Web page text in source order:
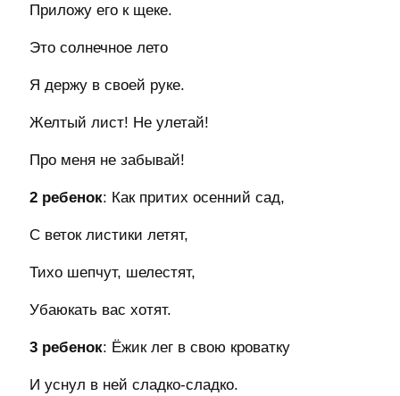
Приложу его к щеке.
Это солнечное лето
Я держу в своей руке.
Желтый лист! Не улетай!
Про меня не забывай!
2 ребенок: Как притих осенний сад,
С веток листики летят,
Тихо шепчут, шелестят,
Убаюкать вас хотят.
3 ребенок: Ёжик лег в свою кроватку
И уснул в ней сладко-сладко.